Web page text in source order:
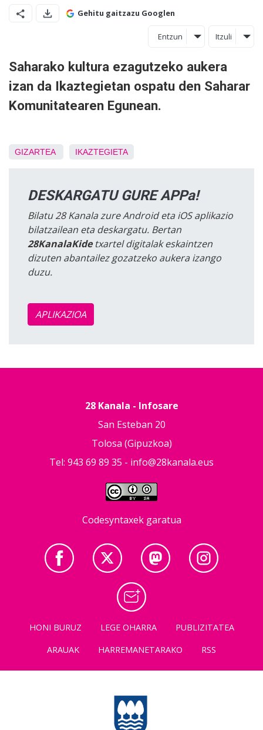
Gehitu gaitzazu Googlen
Entzun Itzuli
Saharako kultura ezagutzeko aukera
izan da Ikaztegietan ospatu den Saharar
Komunitatearen Egunean.
GIZARTEA IKAZTEGIETA
DESKARGATU GURE APPa!
Bilatu 28 Kanala zure Android eta iOS aplikazio
bilatzailean eta deskargatu. Bertan
28KanalaKidetxartel digitalak eskaintzen
dizuten abantailez gozatzeko aukera izango
duzu.
APLIKAZIOA
28 Kanala - Infosare
San Esteban 20
Tolosa (Gipuzkoa)
Tel: 943 69 89 35 - info@28kanala.eus
Codesyntaxek garatua
HONI BURUZ LEGE OHARRA
PUBLIZITATEA
ARAUAK
HARREMANETARAKO RSS